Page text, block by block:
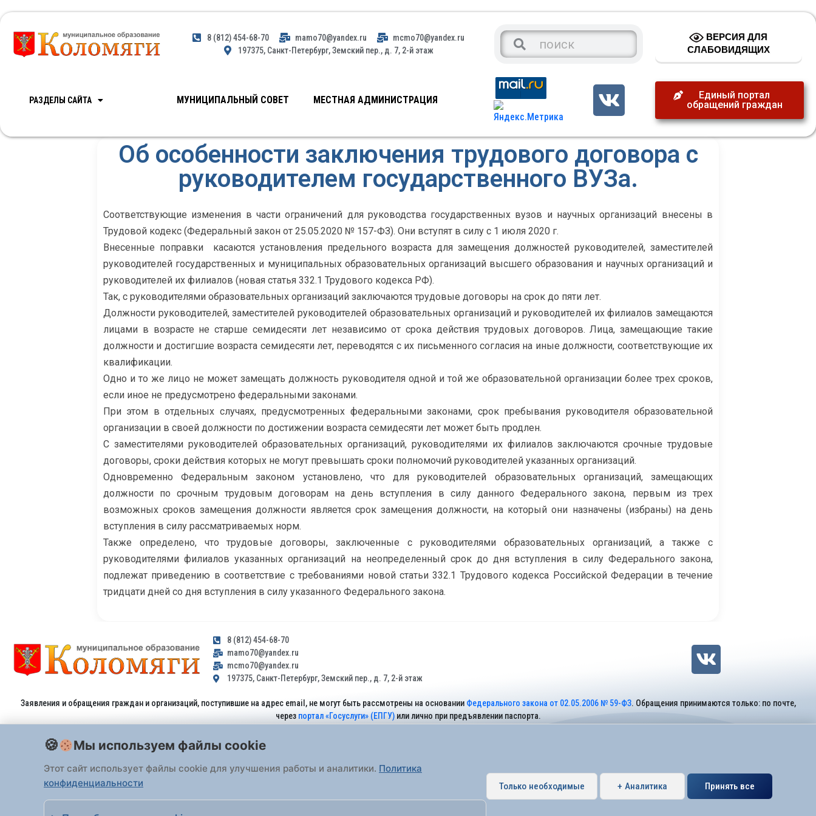
8 (812) 454-68-70 mamo70@yandex.ru
mcmo70@yandex.ru
197375, Санкт-Петербург, Земский пер., д. 7, 2-й этаж
ВЕРСИЯ ДЛЯ
СЛАБОВИДЯЩИХ
РАЗДЕЛЫ САЙТА МУНИЦИПАЛЬНЫЙ СОВЕТ МЕСТНАЯ АДМИНИСТРАЦИЯ
Единый портал
обращений граждан
Об особенности заключения трудового договора с
руководителем государственного ВУЗа.
Соответствующие изменения в части ограничений для руководства государственных вузов и научных организаций внесены в
Трудовой кодекс (Федеральный закон от 25.05.2020 № 157-ФЗ). Они вступят в силу с 1 июля 2020 г.
Внесенные поправки касаются установления предельного возраста для замещения должностей руководителей, заместителей
руководителей государственных и муниципальных образовательных организаций высшего образования и научных организаций и
руководителей их филиалов (новая статья 332.1 Трудового кодекса РФ).
Так, с руководителями образовательных организаций заключаются трудовые договоры на срок до пяти лет.
Должности руководителей, заместителей руководителей образовательных организаций и руководителей их филиалов замещаются
лицами в возрасте не старше семидесяти лет независимо от срока действия трудовых договоров. Лица, замещающие такие
должности и достигшие возраста семидесяти лет, переводятся с их письменного согласия на иные должности, соответствующие их
квалификации.
Одно и то же лицо не может замещать должность руководителя одной и той же образовательной организации более трех сроков,
если иное не предусмотрено федеральными законами.
При этом в отдельных случаях, предусмотренных федеральными законами, срок пребывания руководителя образовательной
организации в своей должности по достижении возраста семидесяти лет может быть продлен.
С заместителями руководителей образовательных организаций, руководителями их филиалов заключаются срочные трудовые
договоры, сроки действия которых не могут превышать сроки полномочий руководителей указанных организаций.
Одновременно Федеральным законом установлено, что для руководителей образовательных организаций, замещающих
должности по срочным трудовым договорам на день вступления в силу данного Федерального закона, первым из трех
возможных сроков замещения должности является срок замещения должности, на который они назначены (избраны) на день
вступления в силу рассматриваемых норм.
Также определено, что трудовые договоры, заключенные с руководителями образовательных организаций, а также с
руководителями филиалов указанных организаций на неопределенный срок до дня вступления в силу Федерального закона,
подлежат приведению в соответствие с требованиями новой статьи 332.1 Трудового кодекса Российской Федерации в течение
тридцати дней со дня вступления в силу указанного Федерального закона.
8 (812) 454-68-70
mamo70@yandex.ru
mcmo70@yandex.ru
197375, Санкт-Петербург, Земский пер., д. 7, 2-й этаж
Заявления и обращения граждан и организаций, поступившие на адрес email, не могут быть рассмотрены на основании Федерального закона от 02.05.2006 № 59-ФЗ. Обращения принимаются только: по почте,
через портал «Госуслуги» (ЕПГУ)или лично при предъявлении паспорта.
Все права защищены 2026 Внутригородское муниципальное образование города федерального значения Санкт-Петербурга муниципальный округ Коломяги.
Мы используем файлы cookie
Этот сайт использует файлы cookie для улучшения работы и аналитики. Политика
конфиденциальности
Только необходимые + Аналитика Принять все